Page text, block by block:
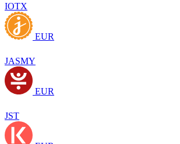
IOTX
EUR
JASMY
EUR
JST